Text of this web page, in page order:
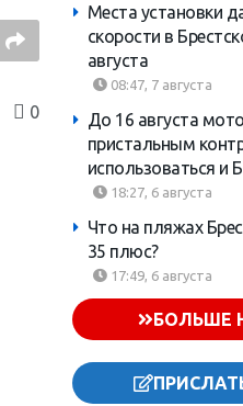
0
Места установки
скорости в
августа
08:47, 7 августа
До 16 августа
пристальным
использоваться и
18:27, 6 августа
Что на пляжах
35 плюс?
17:49, 6 августа
БОЛЬШЕ